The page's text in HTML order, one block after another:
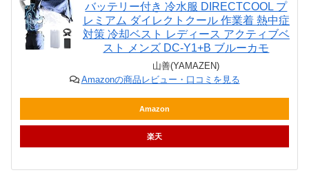
バッテリー付き 冷水服 DIRECTCOOL プ
レミアム ダイレクトクール 作業着 熱中症
対策 冷却ベスト レディース アクティブベ
スト メンズ DC-Y1+B ブルーカモ
山善(YAMAZEN)
Amazonの商品レビュー・口コミを見る
Amazon
楽天